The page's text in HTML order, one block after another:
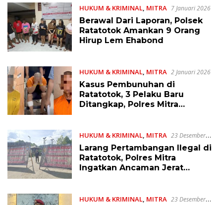
HUKUM & KRIMINAL, MITRA 7 Januari 2026
Berawal Dari Laporan, Polsek
Ratatotok Amankan 9 Orang
Hirup Lem Ehabond
HUKUM & KRIMINAL, MITRA 2 Januari 2026
Kasus Pembunuhan di
Ratatotok, 3 Pelaku Baru
Ditangkap, Polres Mitra
HUKUM & KRIMINAL, MITRA 23 Desember
2025
Larang Pertambangan Ilegal di
Ratatotok, Polres Mitra
Ingatkan Ancaman Jerat
HUKUM & KRIMINAL, MITRA 23 Desember